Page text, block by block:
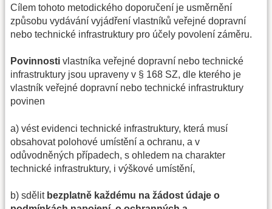
Cílem tohoto metodického doporučení je usměrnění
způsobu vydávání vyjádření vlastníků veřejné dopravní
nebo technické infrastruktury pro účely povolení záměru.
Povinnosti vlastníka veřejné dopravní nebo technické
infrastruktury jsou upraveny v § 168 SZ, dle kterého je
vlastník veřejné dopravní nebo technické infrastruktury
povinen
a) vést evidenci technické infrastruktury, která musí
obsahovat polohové umístění a ochranu, a v
odůvodněných případech, s ohledem na charakter
technické infrastruktury, i výškové umístění,
b) sdělit bezplatně každému na žádost údaje o